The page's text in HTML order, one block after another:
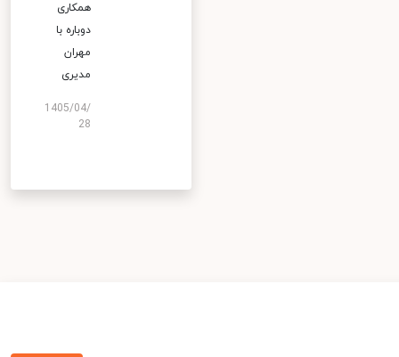
همکاری
دوباره با
مهران
مدیری
1405/04/
28